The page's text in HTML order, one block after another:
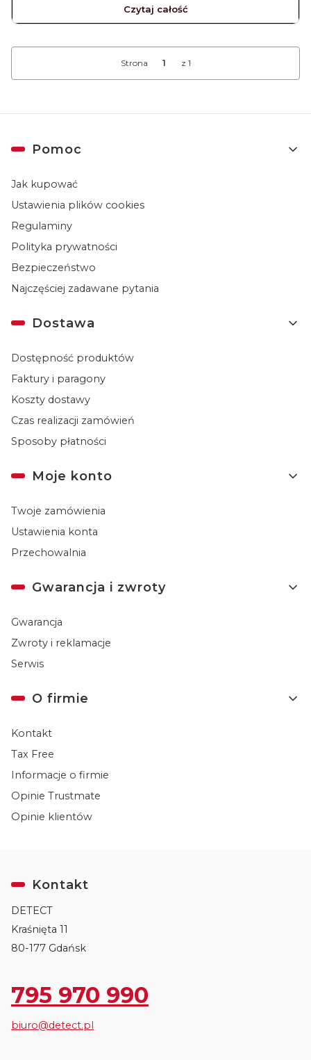
Czytaj całość
Strona z 1
Linki w stopce
Pomoc
Jak kupować
Ustawienia plików cookies
Regulaminy
Polityka prywatności
Bezpieczeństwo
Najczęściej zadawane pytania
Dostawa
Dostępność produktów
Faktury i paragony
Koszty dostawy
Czas realizacji zamówień
Sposoby płatności
Moje konto
Twoje zamówienia
Ustawienia konta
Przechowalnia
Gwarancja i zwroty
Gwarancja
Zwroty i reklamacje
Serwis
O firmie
Kontakt
Tax Free
Informacje o firmie
Opinie Trustmate
Opinie klientów
Kontakt
DETECT
Kraśnięta 11
80-177 Gdańsk
795 970 990
biuro@detect.pl